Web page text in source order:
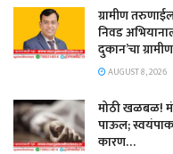
​ग्रामीण
निवड
दुकान’चा
AUGUST 8, 2026
मोठी खळबळ!
पाऊल;
कारण…